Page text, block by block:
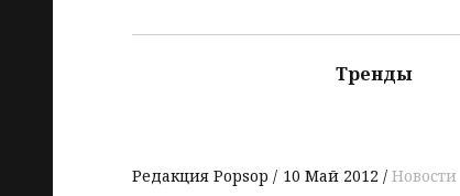
Тренды
Редакция Popsop 10 Май 2012 Новости